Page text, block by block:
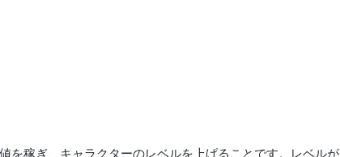
を稼ぎ、キャラクターのレベルを上げることです。レベルが